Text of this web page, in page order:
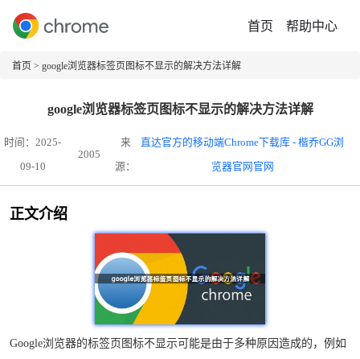
首页 帮助中心
首页 > google浏览器标签页图标不显示的解决方法详解
google浏览器标签页图标不显示的解决方法详解
时间：2025-
09-10
2005
来
源：
直达官方的移动端Chrome下载库 - 楷乔GG浏
览器官网官网
正文介绍
Google浏览器的标签页图标不显示可能是由于多种原因造成的，例如